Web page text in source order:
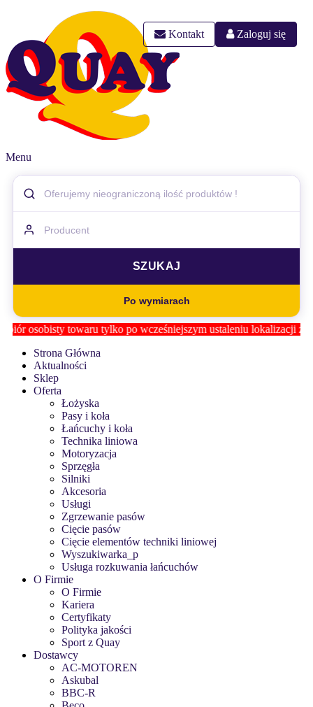
Kontakt Zaloguj się
Menu
Po wymiarach
towaru tylko po wcześniejszym ustaleniu lokalizacji zBiurem
Strona Główna
Aktualności
Sklep
Oferta
Łożyska
Pasy i koła
Łańcuchy i koła
Technika liniowa
Motoryzacja
Sprzęgła
Silniki
Akcesoria
Usługi
Zgrzewanie pasów
Cięcie pasów
Cięcie elementów techniki liniowej
Wyszukiwarka_p
Usługa rozkuwania łańcuchów
O Firmie
O Firmie
Kariera
Certyfikaty
Polityka jakości
Sport z Quay
Dostawcy
AC-MOTOREN
Askubal
BBC-R